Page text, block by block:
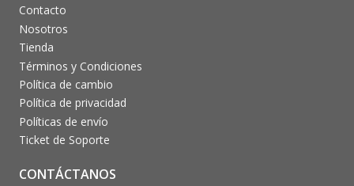
Contacto
Nosotros
Tienda
Términos y Condiciones
Política de cambio
Política de privacidad
Políticas de envío
Ticket de Soporte
CONTÁCTANOS